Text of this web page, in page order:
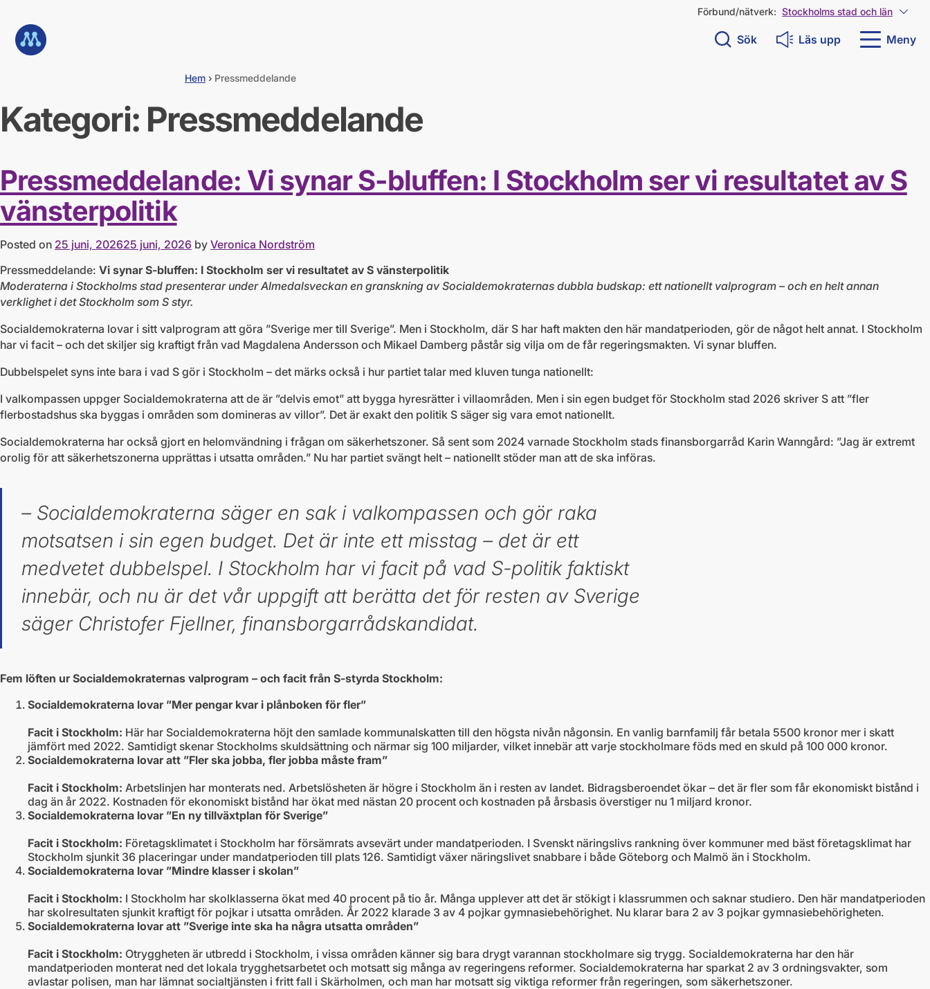
t
i
e
h
å
l
Förbund/nätverk: Stockholms stad och län Visa
Sök Läs upp Meny
Hem › Pressmeddelande
Kategori: Pressmeddelande
Pressmeddelande: Vi synar S-bluffen: I Stockholm ser vi resultatet av S
vänsterpolitik
Posted on 25 juni, 202625 juni, 2026 by Veronica Nordström
Pressmeddelande: Vi synar S-bluffen: I Stockholm ser vi resultatet av S vänsterpolitik
Moderaterna i Stockholms stad presenterar under Almedalsveckan en granskning av Socialdemokraternas dubbla budskap: ett nationellt valprogram – och en helt annan
verklighet i det Stockholm som S styr.
Socialdemokraterna lovar i sitt valprogram att göra ”Sverige mer till Sverige”. Men i Stockholm, där S har haft makten den här mandatperioden, gör de något helt annat. I Stockholm
har vi facit – och det skiljer sig kraftigt från vad Magdalena Andersson och Mikael Damberg påstår sig vilja om de får regeringsmakten. Vi synar bluffen.
Dubbelspelet syns inte bara i vad S gör i Stockholm – det märks också i hur partiet talar med kluven tunga nationellt:
I valkompassen uppger Socialdemokraterna att de är ”delvis emot” att bygga hyresrätter i villaområden. Men i sin egen budget för Stockholm stad 2026 skriver S att ”fler
flerbostadshus ska byggas i områden som domineras av villor”. Det är exakt den politik S säger sig vara emot nationellt.
Socialdemokraterna har också gjort en helomvändning i frågan om säkerhetszoner. Så sent som 2024 varnade Stockholm stads finansborgarråd Karin Wanngård: ”Jag är extremt
orolig för att säkerhetszonerna upprättas i utsatta områden.” Nu har partiet svängt helt – nationellt stöder man att de ska införas.
– Socialdemokraterna säger en sak i valkompassen och gör raka
motsatsen i sin egen budget. Det är inte ett misstag – det är ett
medvetet dubbelspel. I Stockholm har vi facit på vad S-politik faktiskt
innebär, och nu är det vår uppgift att berätta det för resten av Sverige
säger Christofer Fjellner, finansborgarrådskandidat.
Fem löften ur Socialdemokraternas valprogram – och facit från S-styrda Stockholm:
Socialdemokraterna lovar ”Mer pengar kvar i plånboken för fler”
Facit i Stockholm: Här har Socialdemokraterna höjt den samlade kommunalskatten till den högsta nivån någonsin. En vanlig barnfamilj får betala 5500 kronor mer i skatt
jämfört med 2022. Samtidigt skenar Stockholms skuldsättning och närmar sig 100 miljarder, vilket innebär att varje stockholmare föds med en skuld på 100 000 kronor.
Socialdemokraterna lovar att ”Fler ska jobba, fler jobba måste fram”
Facit i Stockholm: Arbetslinjen har monterats ned. Arbetslösheten är högre i Stockholm än i resten av landet. Bidragsberoendet ökar – det är fler som får ekonomiskt bistånd i
dag än år 2022. Kostnaden för ekonomiskt bistånd har ökat med nästan 20 procent och kostnaden på årsbasis överstiger nu 1 miljard kronor.
Socialdemokraterna lovar ”En ny tillväxtplan för Sverige”
Facit i Stockholm: Företagsklimatet i Stockholm har försämrats avsevärt under mandatperioden. I Svenskt näringslivs rankning över kommuner med bäst företagsklimat har
Stockholm sjunkit 36 placeringar under mandatperioden till plats 126. Samtidigt växer näringslivet snabbare i både Göteborg och Malmö än i Stockholm.
Socialdemokraterna lovar ”Mindre klasser i skolan”
Facit i Stockholm: I Stockholm har skolklasserna ökat med 40 procent på tio år. Många upplever att det är stökigt i klassrummen och saknar studiero. Den här mandatperioden
har skolresultaten sjunkit kraftigt för pojkar i utsatta områden. År 2022 klarade 3 av 4 pojkar gymnasiebehörighet. Nu klarar bara 2 av 3 pojkar gymnasiebehörigheten.
Socialdemokraterna lovar att ”Sverige inte ska ha några utsatta områden”
Facit i Stockholm: Otryggheten är utbredd i Stockholm, i vissa områden känner sig bara drygt varannan stockholmare sig trygg. Socialdemokraterna har den här
mandatperioden monterat ned det lokala trygghetsarbetet och motsatt sig många av regeringens reformer. Socialdemokraterna har sparkat 2 av 3 ordningsvakter, som
avlastar polisen, man har lämnat socialtjänsten i fritt fall i Skärholmen, och man har motsatt sig viktiga reformer från regeringen, som säkerhetszoner.